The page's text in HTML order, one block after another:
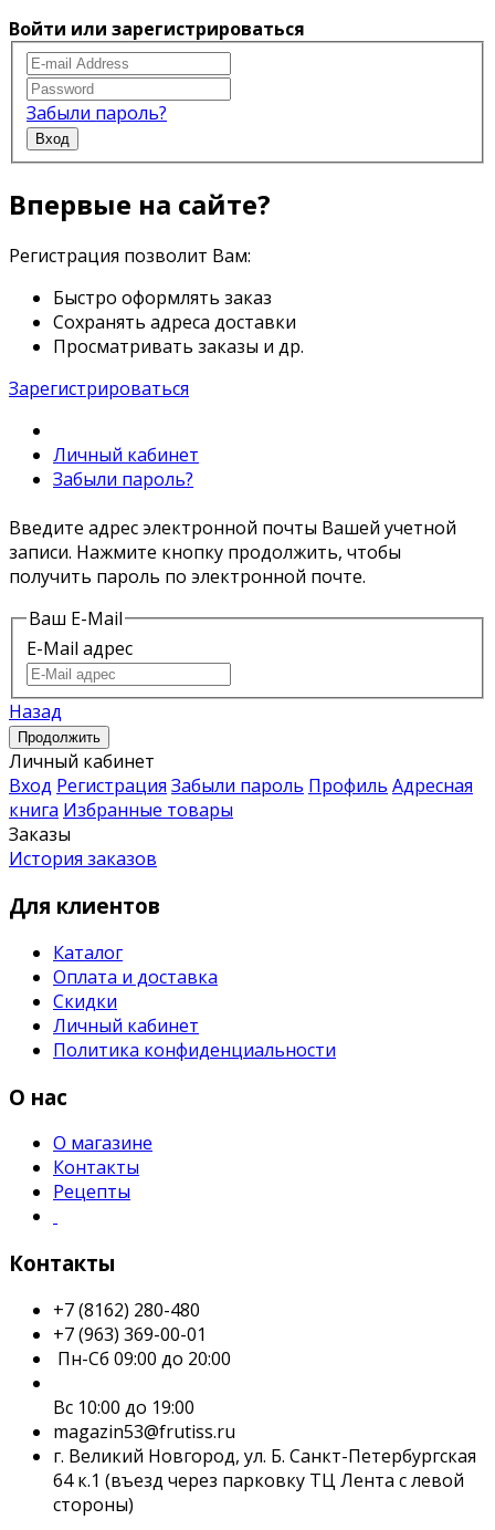
Войти или зарегистрироваться
Забыли пароль?
Вход
Впервые на сайте?
Регистрация позволит Вам:
Быстро оформлять заказ
Сохранять адреса доставки
Просматривать заказы и др.
Зарегистрироваться
Личный кабинет
Забыли пароль?
Введите адрес электронной почты Вашей учетной
записи. Нажмите кнопку продолжить, чтобы
получить пароль по электронной почте.
Ваш E-Mail
E-Mail адрес
Назад
Личный кабинет
Вход Регистрация Забыли пароль Профиль Адресная
книга Избранные товары
Заказы
История заказов
Для клиентов
Каталог
Оплата и доставка
Скидки
Личный кабинет
Политика конфиденциальности
О нас
О магазине
Контакты
Рецепты
Контакты
+7 (8162) 280-480
+7 (963) 369-00-01
Пн-Сб 09:00 до 20:00
Вс 10:00 до 19:00
magazin53@frutiss.ru
г. Великий Новгород, ул. Б. Санкт-Петербургская
64 к.1 (въезд через парковку ТЦ Лента с левой
стороны)